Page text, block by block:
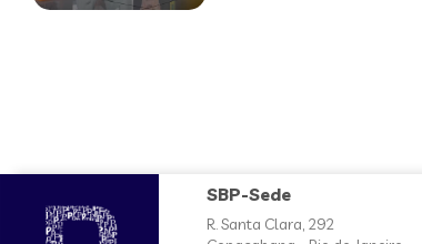
SBP-Sede
R. Santa Clara, 292